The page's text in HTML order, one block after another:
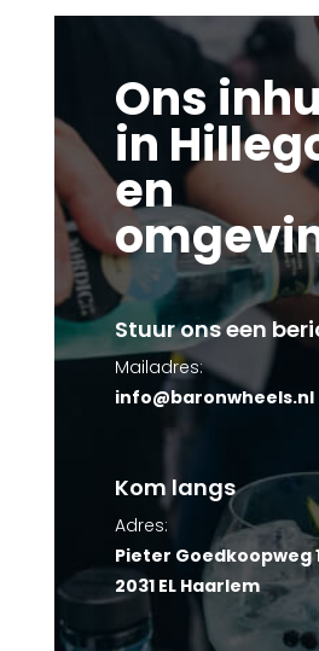
Ons
in
en
Stuur ons een
Mailadres:
info@baronwheels.nl
Kom langs
Adres:
Pieter Goedkoopweg
2031 EL Haarlem